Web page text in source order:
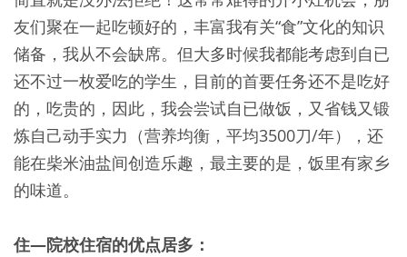
友们聚在一起吃顿好的，丰富我有关“食”文化的知识
储备，我从不会缺席。但大多时候我都能考虑到自已
还不过一枚爱吃的学生，目前的首要任务还不是吃好
的，吃贵的，因此，我会尝试自已做饭，又省钱又锻
炼自己动手实力（营养均衡，平均3500刀/年），还
能在柴米油盐间创造乐趣，最主要的是，饭里有家乡
的味道。
住—院校住宿的优点居多：